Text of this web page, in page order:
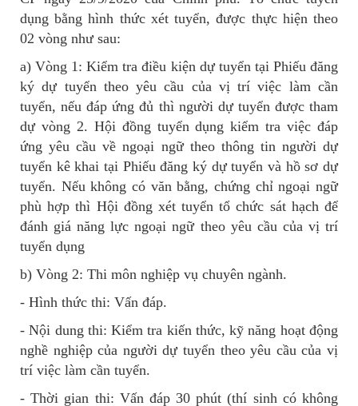
dụng bằng hình thức xét tuyển, được thực hiện theo
02 vòng như sau:
a) Vòng 1: Kiểm tra điều kiện dự tuyển tại Phiếu đăng
ký dự tuyển theo yêu cầu của vị trí việc làm cần
tuyển, nếu đáp ứng đủ thì người dự tuyển được tham
dự vòng 2. Hội đồng tuyển dụng kiểm tra việc đáp
ứng yêu cầu về ngoại ngữ theo thông tin người dự
tuyển kê khai tại Phiếu đăng ký dự tuyển và hồ sơ dự
tuyển. Nếu không có văn bằng, chứng chỉ ngoại ngữ
phù hợp thì Hội đồng xét tuyển tổ chức sát hạch để
đánh giá năng lực ngoại ngữ theo yêu cầu của vị trí
tuyển dụng
b) Vòng 2: Thi môn nghiệp vụ chuyên ngành.
- Hình thức thi: Vấn đáp.
- Nội dung thi: Kiểm tra kiến thức, kỹ năng hoạt động
nghề nghiệp của người dự tuyển theo yêu cầu của vị
trí việc làm cần tuyển.
- Thời gian thi: Vấn đáp 30 phút (thí sinh có không